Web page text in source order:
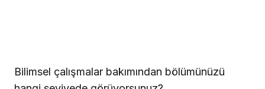
Bilimsel çalışmalar bakımından bölümünüzü